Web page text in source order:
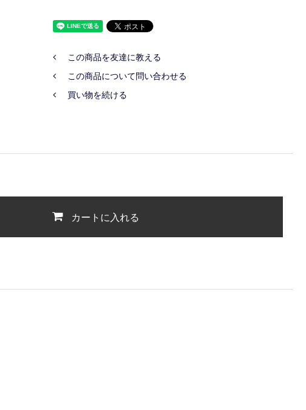
この商品を友達に教える
この商品について問い合わせる
買い物を続ける
カートに入れる